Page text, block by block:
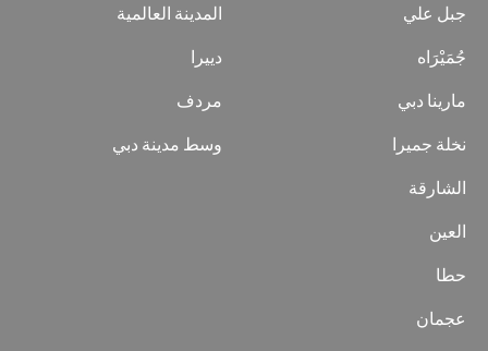
جبل علي
جُمَيْرَاه
مارينا دبي
نخلة جميرا
المدينة العالمية
دييرا
مردف
وسط مدينة دبي
الشارقة
العين
حطا
عجمان